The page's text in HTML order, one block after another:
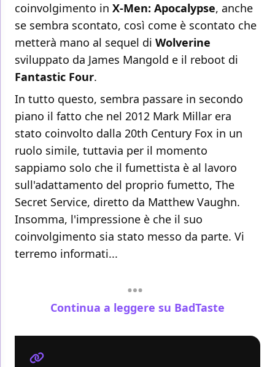
coinvolgimento in X-Men: Apocalypse, anche
se sembra scontato, così come è scontato che
metterà mano al sequel di Wolverine
sviluppato da James Mangold e il reboot di
Fantastic Four.
In tutto questo, sembra passare in secondo
piano il fatto che nel 2012 Mark Millar era
stato coinvolto dalla 20th Century Fox in un
ruolo simile, tuttavia per il momento
sappiamo solo che il fumettista è al lavoro
sull'adattamento del proprio fumetto, The
Secret Service, diretto da Matthew Vaughn.
Insomma, l'impressione è che il suo
coinvolgimento sia stato messo da parte. Vi
terremo informati...
Continua a leggere su BadTaste